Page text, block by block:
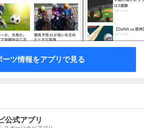
ーツ情報をアプリで見る
公式アプリ